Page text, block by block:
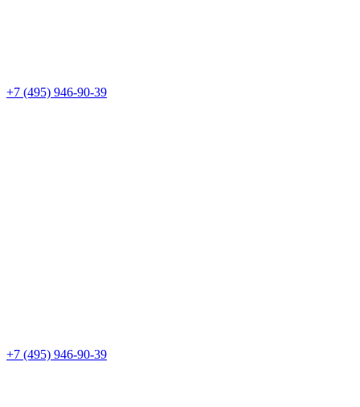
+7 (495) 946-90-39
+7 (495) 946-90-39